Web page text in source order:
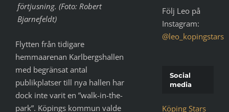
förtjusning. (Foto: Robert
Bjarnefeldt)
Flytten från tidigare
hemmaarenan Karlbergshallen
med begränsat antal
publikplatser till nya hallen har
dock inte varit en ”walk-in-the-
park”. Köpings kommun valde
Följ Leo på
Instagram:
@leo_kopingstars
Social
media
Köping Stars